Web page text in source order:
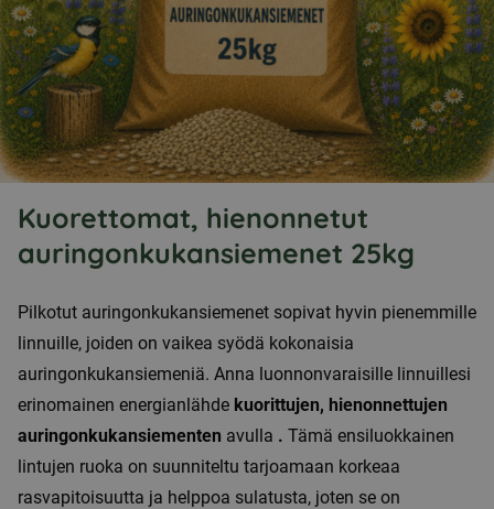
Kuorettomat, hienonnetut
auringonkukansiemenet 25kg
Pilkotut auringonkukansiemenet sopivat hyvin pienemmille
linnuille, joiden on vaikea syödä kokonaisia
auringonkukansiemeniä. Anna luonnonvaraisille linnuillesi
erinomainen energianlähde kuorittujen, hienonnettujen
auringonkukansiementen avulla . Tämä ensiluokkainen
lintujen ruoka on suunniteltu tarjoamaan korkeaa
rasvapitoisuutta ja helppoa sulatusta, joten se on